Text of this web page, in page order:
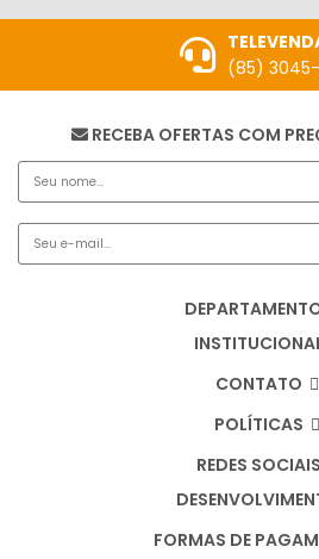
(85) 3045-
RECEBA OFERTAS COM
CONTATO
POLÍTICAS
REDES SOCIAIS
FORMAS DE